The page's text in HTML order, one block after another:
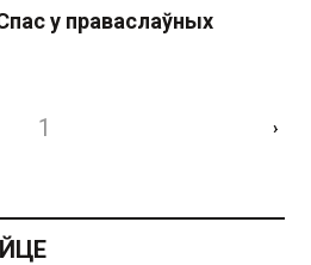
у праваслаўных
1 ›